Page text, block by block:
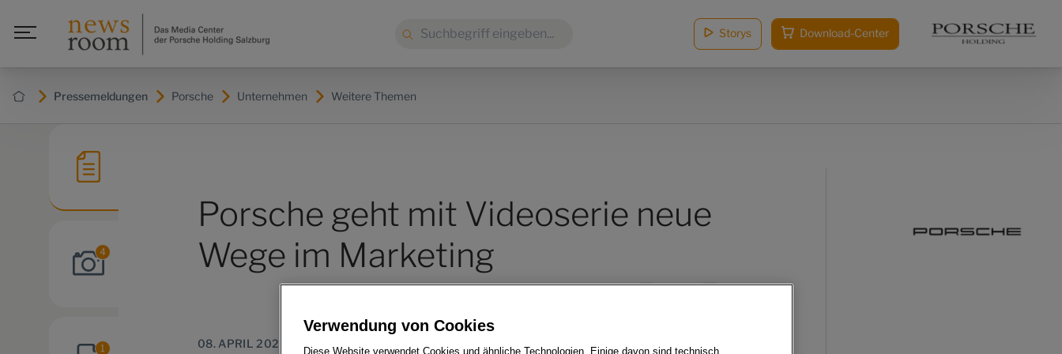
Pressemeldungen Porsche Unternehmen Weitere Themen
Suche: Storys Download-Center
4
1
Porsche geht mit Videoserie neue
Wege im Marketing
08. APRIL 2020
Verwendung von Cookies